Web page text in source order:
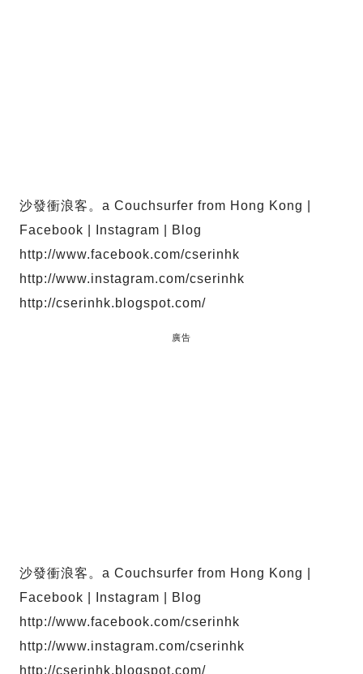
沙發衝浪客。a Couchsurfer from Hong Kong |
Facebook | Instagram | Blog
http://www.facebook.com/cserinhk
http://www.instagram.com/cserinhk
http://cserinhk.blogspot.com/
廣告
沙發衝浪客。a Couchsurfer from Hong Kong |
Facebook | Instagram | Blog
http://www.facebook.com/cserinhk
http://www.instagram.com/cserinhk
http://cserinhk.blogspot.com/